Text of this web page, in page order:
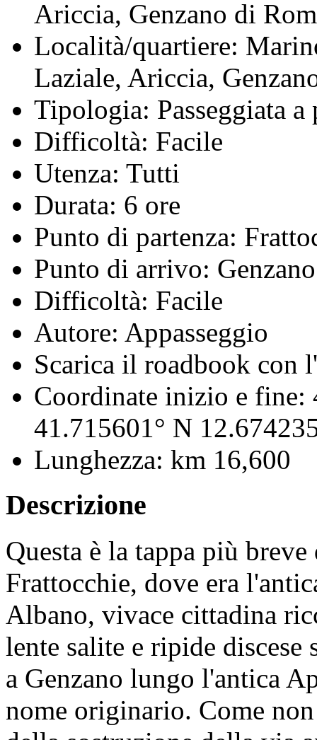
Ariccia, Genzano di
Località/quartiere:
Laziale, Ariccia,
Tipologia: Passeggiata
Difficoltà: Facile
Utenza: Tutti
Durata: 6 ore
Punto di partenza:
Punto di arrivo: Genzano
Difficoltà: Facile
Autore: Appasseggio
Scarica il roadbook con
Coordinate inizio e fine:
41.715601° N
Lunghezza: km 16,600
Descrizione
Questa è la tappa più
Frattocchie, dove era
Albano, vivace cittadina
lente salite e ripide
a Genzano lungo l'antica
nome originario. Come